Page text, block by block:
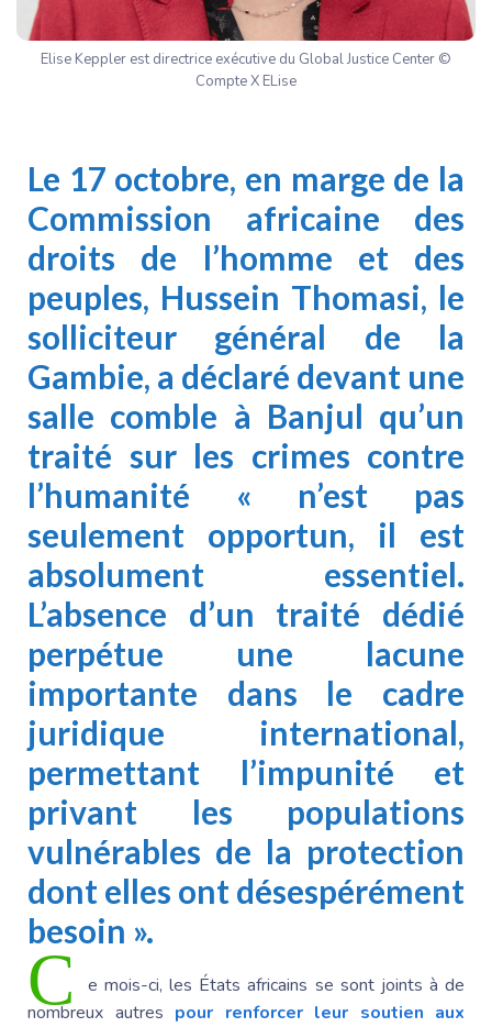
Elise Keppler est directrice exécutive du Global Justice Center ©
Compte X ELise
Le 17 octobre, en marge de la
Commission africaine des
droits de l’homme et des
peuples, Hussein Thomasi, le
solliciteur général de la
Gambie, a déclaré devant une
salle comble à Banjul qu’un
traité sur les crimes contre
l’humanité « n’est pas
seulement opportun, il est
absolument essentiel.
L’absence d’un traité dédié
perpétue une lacune
importante dans le cadre
juridique international,
permettant l’impunité et
privant les populations
vulnérables de la protection
dont elles ont désespérément
besoin ».
C
e mois-ci, les États africains se sont joints à de
nombreux autres pour renforcer leur soutien aux